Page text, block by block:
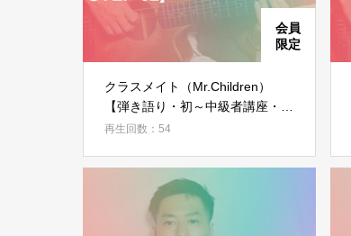
クラスメイト（Mr.Children）
【弾き語り・初～中級者講座・A
メロ フィンガーピッキング・
再生回数：54